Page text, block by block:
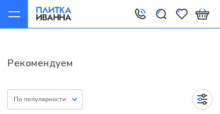
Рекомендуем
По популярности